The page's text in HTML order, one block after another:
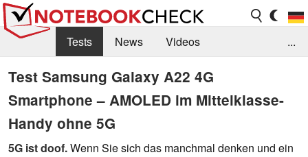
Tests News
Videos
Benchmarks & Tech
Externe Tests
Kaufberatung
Deals Suche
Jobs
Forum
...
Test Samsung Galaxy A22 4G
Smartphone – AMOLED im Mittelklasse-
Handy ohne 5G
5G ist doof.Wenn Sie sich das manchmal denken und ein